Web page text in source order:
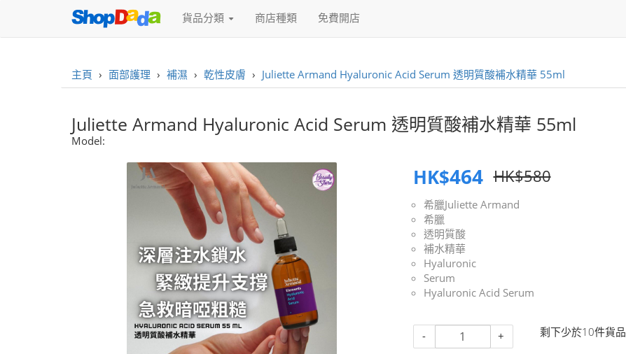
貨品分類 商店種類 免費開店
主頁 › 面部護理 › 補濕 › 乾性皮膚 › Juliette Armand Hyaluronic Acid Serum 透明質酸補水精華 55ml
Juliette Armand Hyaluronic Acid Serum 透明質酸補水精華 55ml
Model:
HK$464 HK$580
希臘Juliette Armand
希臘
透明質酸
補水精華
Hyaluronic
Serum
Hyaluronic Acid Serum
- + 剩下少於10件貨品